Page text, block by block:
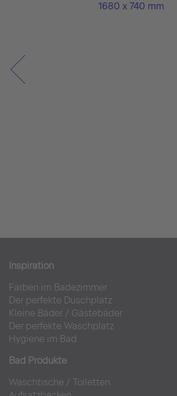
1680 x 740 mm
Inspiration
Farben im Badezimmer
Der perfekte Duschplatz
Kleine Bäder / Gästebäder
Der perfekte Waschplatz
Hygiene im Bad
Bad Produkte
Waschtische / Toiletten